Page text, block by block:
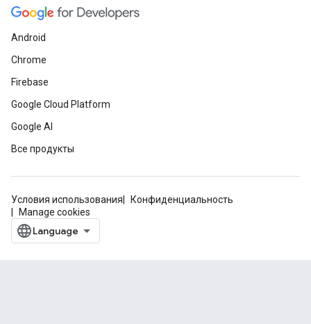
Android
Chrome
Firebase
Google Cloud Platform
Google AI
Все продукты
Условия использования
Конфиденциальность
Manage cookies